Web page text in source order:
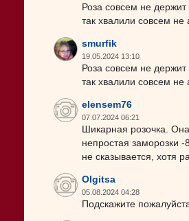
Роза совсем не
так хвалили совсем
smurfik
19.05.2024 13:10
Роза совсем не
так хвалили совсем
elensem76
07.07.2024 06:21
Шикарная розочка.
непростая заморозки
не сказывается, хотя
Olgitsa
05.08.2024 04:28
Подскажите